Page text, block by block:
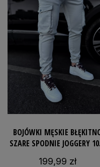
BOJÓWKI MĘSKIE
SZARE SPODNIE JOGGERY
199,99 zł